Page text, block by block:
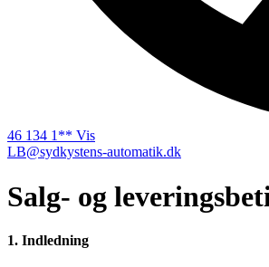
46 134 1** Vis
LB@sydkystens-automatik.dk
Salg- og
1. Indledning